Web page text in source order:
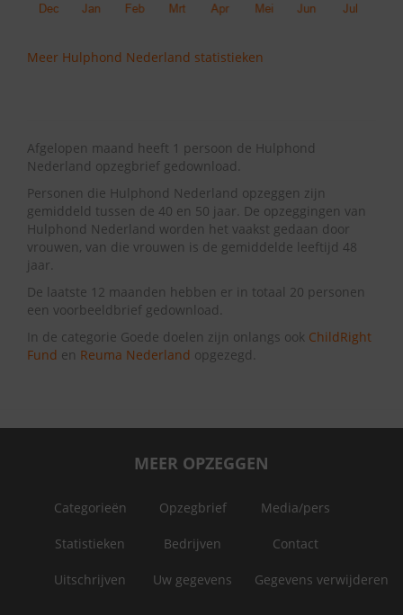
Meer Hulphond Nederland statistieken
Afgelopen maand heeft 1 persoon de Hulphond
Nederland opzegbrief gedownload.
Personen die Hulphond Nederland opzeggen zijn
gemiddeld tussen de 40 en 50 jaar. De opzeggingen van
Hulphond Nederland worden het vaakst gedaan door
vrouwen, van die vrouwen is de gemiddelde leeftijd 48
jaar.
De laatste 12 maanden hebben er in totaal 20 personen
een voorbeeldbrief gedownload.
In de categorie Goede doelen zijn onlangs ook ChildRight
Fund en Reuma Nederland opgezegd.
MEER OPZEGGEN
Categorieën Opzegbrief Media/pers
Statistieken Bedrijven Contact
Uitschrijven Uw gegevens Gegevens verwijderen